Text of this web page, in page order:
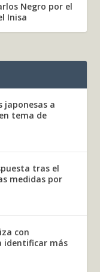
Negro por el
Inisa
japonesas a
tema de
tras el
medidas por
con
identificar más